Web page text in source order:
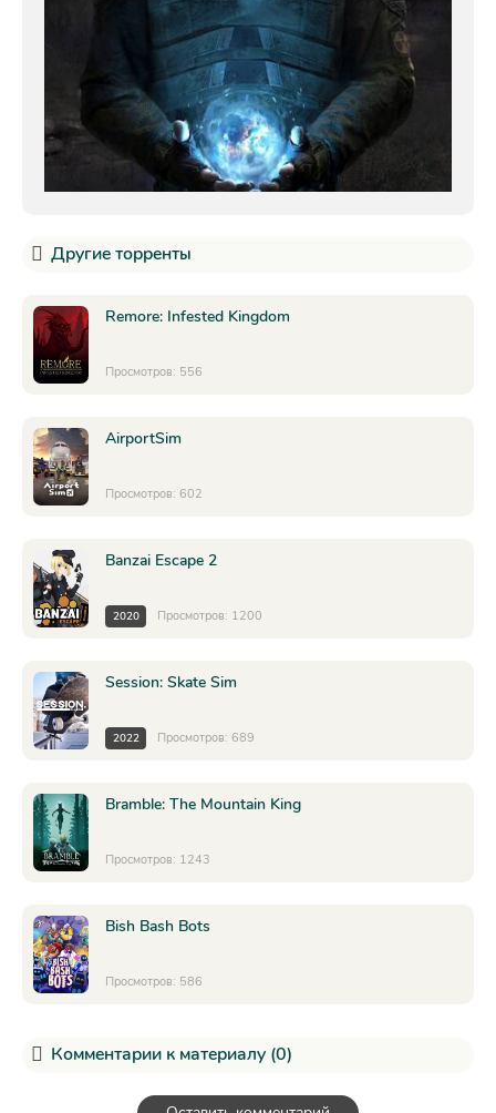
Другие торренты
Remore: Infested Kingdom
Просмотров: 556
AirportSim
Просмотров: 602
Banzai Escape 2
2020 Просмотров: 1200
Session: Skate Sim
2022 Просмотров: 689
Bramble: The Mountain King
Просмотров: 1243
Bish Bash Bots
Просмотров: 586
Комментарии к материалу (0)